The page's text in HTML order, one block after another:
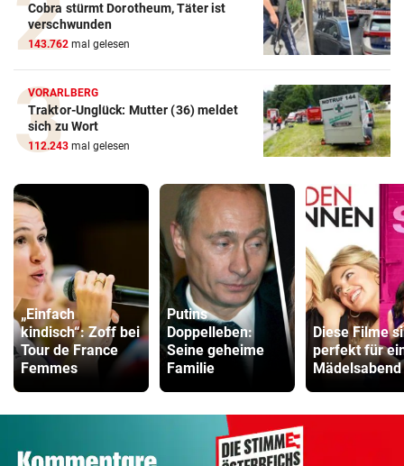
Cobra stürmt Dorotheum, Täter ist
verschwunden
143.762 mal gelesen
VORARLBERG
Traktor-Unglück: Mutter (36) meldet
sich zu Wort
112.243 mal gelesen
„Einfach
kindisch“: Zoff bei
Tour de France
Femmes
Putins
Doppelleben:
Seine geheime
Familie
Diese Filme
perfekt für
Mädelsabend